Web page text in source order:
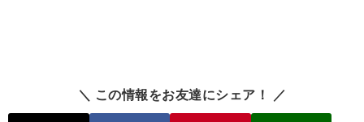
＼ この情報をお友達にシェア！ ／